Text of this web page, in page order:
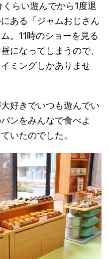
らい遊んでから1度退
ある「ジャムおじさん
。11時のショーを見る
になってしまうので、
ミングしかありませ
好きでいつも遊んでい
ンをみんなで食べよ
いたのでした。